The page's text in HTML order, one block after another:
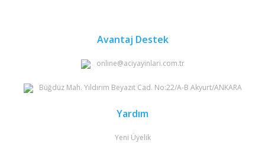
Avantaj Destek
online@aciyayinlari.com.tr
Büğdüz Mah. Yıldırım Beyazıt Cad. No:22/A-B Akyurt/ANKARA
Yardım
Yeni Üyelik